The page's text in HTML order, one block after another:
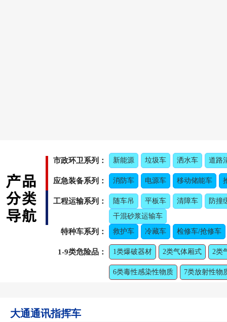
市政环卫系列： 新能源 垃圾车 洒水车 道路
应急装备系列： 消防车 电源车 移动储能车
工程运输系列： 随车吊 平板车 清障车
防撞
干混砂浆运输车
特种车系列： 救护车 冷藏车 检修车/抢修车
1-9类危险品： 1类爆破器材 2类气体厢式 2类
6类毒性感染性物质 7类放射性物
大通通讯指挥车